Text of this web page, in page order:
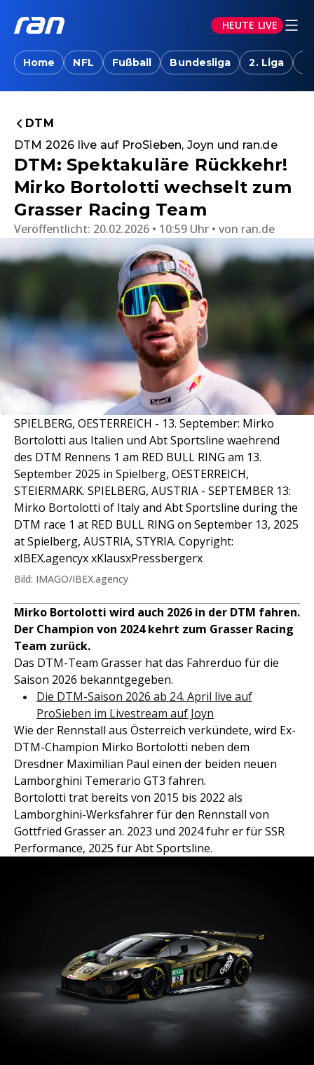
HEUTE LIVE
Home NFL Fußball Bundesliga 2. Liga
DTM
DTM 2026 live auf ProSieben, Joyn und ran.de
DTM: Spektakuläre Rückkehr!
Mirko Bortolotti wechselt zum
Grasser Racing Team
Veröffentlicht: 20.02.2026 • 10:59 Uhr von ran.de
SPIELBERG, OESTERREICH - 13. September: Mirko
Bortolotti aus Italien und Abt Sportsline waehrend
des DTM Rennens 1 am RED BULL RING am 13.
September 2025 in Spielberg, OESTERREICH,
STEIERMARK. SPIELBERG, AUSTRIA - SEPTEMBER 13:
Mirko Bortolotti of Italy and Abt Sportsline during the
DTM race 1 at RED BULL RING on September 13, 2025
at Spielberg, AUSTRIA, STYRIA. Copyright:
xIBEX.agencyx xKlausxPressbergerx
Bild: IMAGO/IBEX.agency
Mirko Bortolotti wird auch 2026 in der DTM fahren.
Der Champion von 2024 kehrt zum Grasser Racing
Team zurück.
Das DTM-Team Grasser hat das Fahrerduo für die
Saison 2026 bekanntgegeben.
Die DTM-Saison 2026 ab 24. April live auf
ProSieben im Livestream auf Joyn
Wie der Rennstall aus Österreich verkündete, wird Ex-
DTM-Champion Mirko Bortolotti neben dem
Dresdner Maximilian Paul einen der beiden neuen
Lamborghini Temerario GT3 fahren.
Bortolotti trat bereits von 2015 bis 2022 als
Lamborghini-Werksfahrer für den Rennstall von
Gottfried Grasser an. 2023 und 2024 fuhr er für SSR
Performance, 2025 für Abt Sportsline.